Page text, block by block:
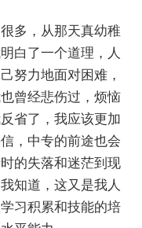
多，从那天真幼稚
白了一个道理，人
努力地面对困难，
曾经悲伤过，烦恼
省了，我应该更加
，中专的前途也会
的失落和迷茫到现
知道，这又是我人
习积累和技能的培